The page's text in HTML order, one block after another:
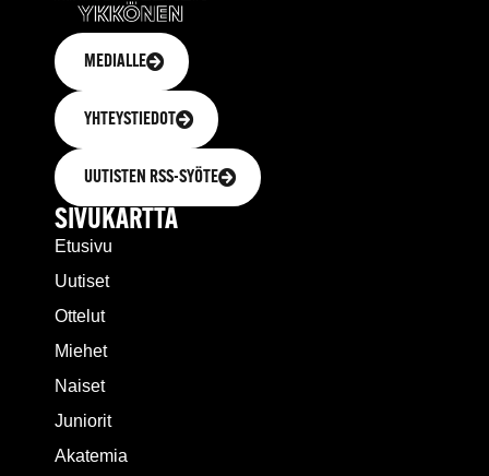
MEDIALLE
YHTEYSTIEDOT
UUTISTEN RSS-SYÖTE
SIVUKARTTA
Etusivu
Uutiset
Ottelut
Miehet
Naiset
Juniorit
Akatemia